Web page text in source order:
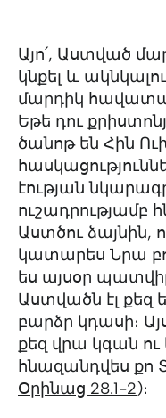
Այո՛, Աստված
կնքել և
մարդիկ
Եթե դու
ծանոթ են Հին
էության
ուշադրությամբ
Աստծու ձայնին,
կատարես Նրա
ես այսօր
Աստվածն էլ քեզ
բարձր կդասի։
քեզ վրա կգան ու
հնազանդվես քո
Օրինաց 28.1-2)։